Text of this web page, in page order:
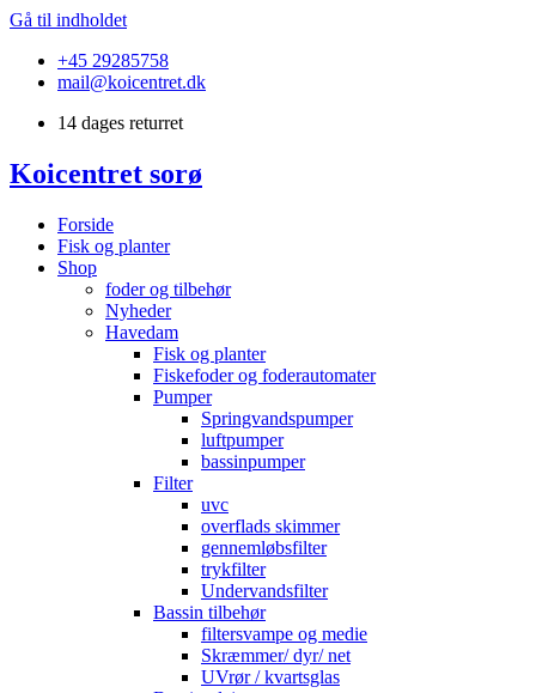
Gå til indholdet
+45 29285758
mail@koicentret.dk
14 dages returret
Koicentret sorø
Forside
Fisk og planter
Shop
foder og tilbehør
Nyheder
Havedam
Fisk og planter
Fiskefoder og foderautomater
Pumper
Springvandspumper
luftpumper
bassinpumper
Filter
uvc
overflads skimmer
gennemløbsfilter
trykfilter
Undervandsfilter
Bassin tilbehør
filtersvampe og medie
Skræmmer/ dyr/ net
UVrør / kvartsglas